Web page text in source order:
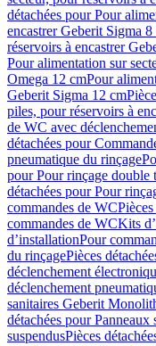
détachées pour Pour
encastrer Geberit Sigma 8
réservoirs à encastrer
Pour alimentation sur
Omega 12 cmPour
Geberit Sigma 12 cm
piles, pour réservoirs à
de WC avec
détachées pour
pneumatique du rinçage
pour Pour rinçage double
détachées pour Pour
commandes de WC
commandes de WCKits
d’installationPour
du rinçagePièces
déclenchement
déclenchement
sanitaires Geberit
détachées pour
suspendusPièces